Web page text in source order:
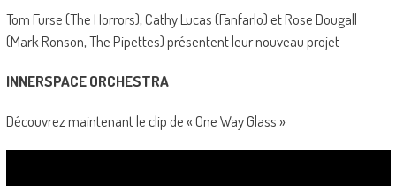
Tom Furse (The Horrors), Cathy Lucas (Fanfarlo) et Rose Dougall
(Mark Ronson, The Pipettes) présentent leur nouveau projet
INNERSPACE ORCHESTRA
Découvrez maintenant le clip de « One Way Glass »